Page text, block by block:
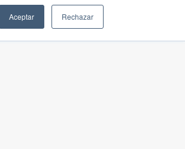
Aceptar Rechazar